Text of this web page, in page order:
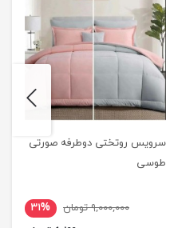
سرویس روتختی دوطرفه صورتی
طوسی
۹,۰۰۰,۰۰۰ تومان
۳۱%